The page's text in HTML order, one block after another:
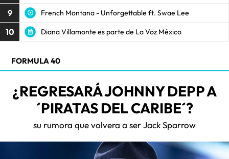
9 French Montana - Unforgettable ft. Swae Lee
10 Diana Villamonte es parte de La Voz México
FORMULA 40
¿REGRESARÁ JOHNNY DEPP A
´PIRATAS DEL CARIBE´?
su rumora que volvera a ser Jack Sparrow